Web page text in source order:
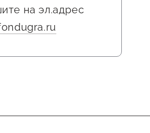
франшиз
на эл.адрес